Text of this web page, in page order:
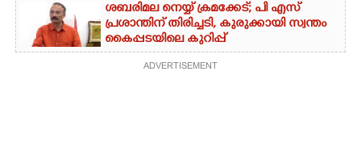
ശബരിമല നെയ്യ് ക്രമക്കേട്; പി എസ്
പ്രശാന്തിന് തിരിച്ചടി, കുരുക്കായി സ്വന്തം
കൈപ്പടയിലെ കുറിപ്പ്
ADVERTISEMENT